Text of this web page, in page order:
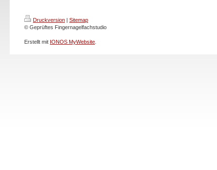
Druckversion | Sitemap
© Geprüftes Fingernagelfachstudio
Erstellt mit IONOS MyWebsite